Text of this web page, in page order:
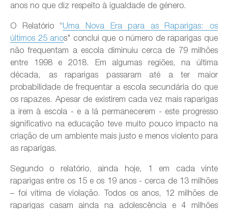
anos no que diz respeito à igualdade de género.
O Relatório “Uma Nova Era para as Raparigas: os
últimos 25 anos" conclui que o número de raparigas que
não frequentam a escola diminuiu cerca de 79 milhões
entre 1998 e 2018. Em algumas regiões, na última
década, as raparigas passaram até a ter maior
probabilidade de frequentar a escola secundária do que
os rapazes. Apesar de existirem cada vez mais raparigas
a irem à escola - e a lá permanecerem - este progresso
significativo na educação teve muito pouco impacto na
criação de um ambiente mais justo e menos violento para
as raparigas.
Segundo o relatório, ainda hoje, 1 em cada vinte
raparigas entre os 15 e os 19 anos - cerca de 13 milhões
– foi vítima de violação. Todos os anos, 12 milhões de
raparigas casam ainda na adolescência e 4 milhões